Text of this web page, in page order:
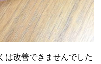
は改善できませんでした